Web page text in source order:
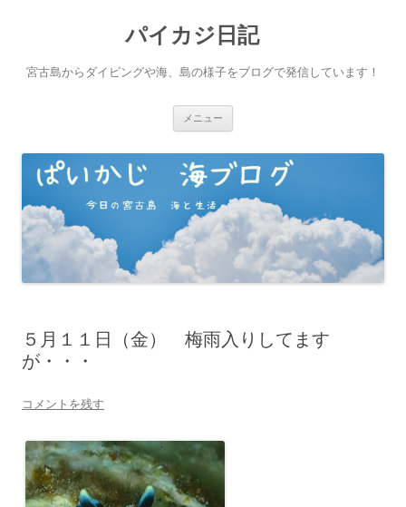
パイカジ日記
宮古島からダイビングや海、島の様子をブログで発信しています！
メニュー
ツ
へ
ス
キ
ッ
プ
５月１１日（金） 梅雨入りしてます
が・・・
コメントを残す